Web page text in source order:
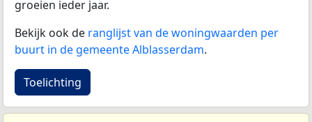
groeien ieder jaar.
Bekijk ook de ranglijst van de woningwaarden per
buurt in de gemeente Alblasserdam.
Toelichting